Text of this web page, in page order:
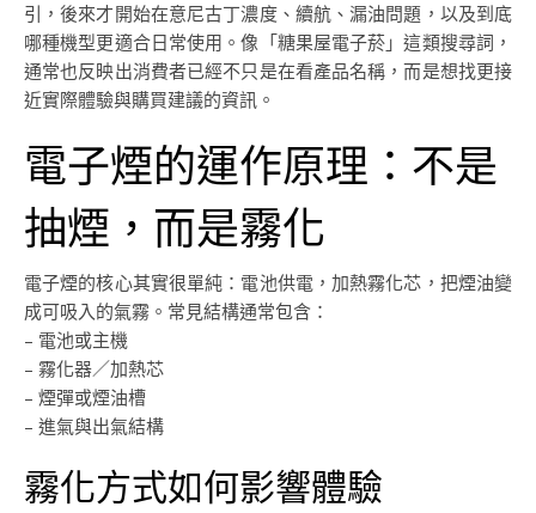
引，後來才開始在意尼古丁濃度、續航、漏油問題，以及到底
哪種機型更適合日常使用。像「糖果屋電子菸」這類搜尋詞，
通常也反映出消費者已經不只是在看產品名稱，而是想找更接
近實際體驗與購買建議的資訊。
電子煙的運作原理：不是
抽煙，而是霧化
電子煙的核心其實很單純：電池供電，加熱霧化芯，把煙油變
成可吸入的氣霧。常見結構通常包含：
– 電池或主機
– 霧化器／加熱芯
– 煙彈或煙油槽
– 進氣與出氣結構
霧化方式如何影響體驗